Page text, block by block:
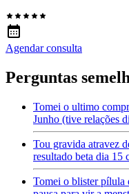
Agendar consulta
Perguntas
Tomei o ultimo
Junho (tive relações
Tou gravida atravez
resultado beta dia 15
Tomei o blister pílula